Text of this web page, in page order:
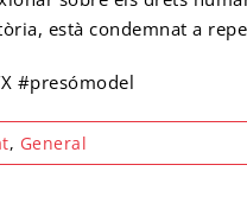
està condemnat a
#presómodel
, General